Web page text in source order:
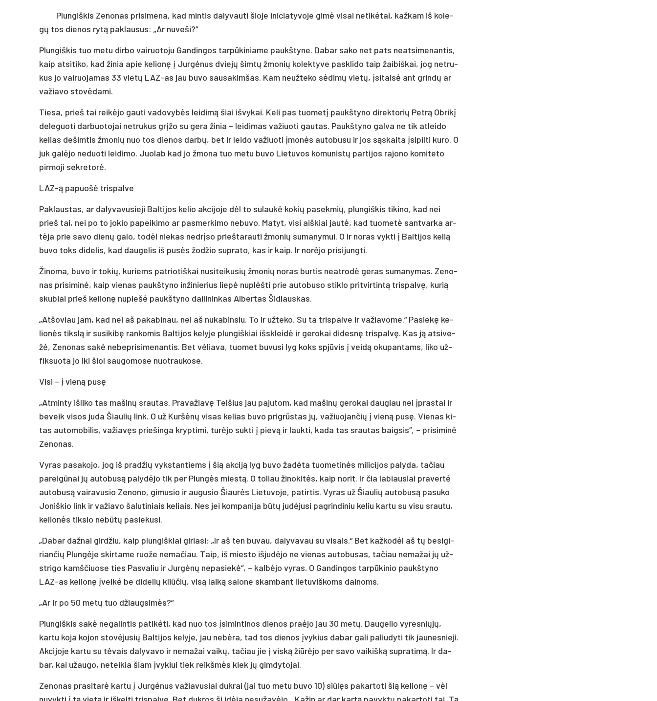
Plun­giš­kis Ze­no­nas pri­si­me­na, kad min­tis da­ly­vau­ti šio­je ini­cia­ty­vo­je gi­mė vi­sai ne­ti­kė­tai, kaž­kam iš ko­le­
gų tos die­nos ry­tą pa­klau­sus: „Ar nu­ve­ši?“
Plun­giš­kis tuo me­tu dir­bo vai­ruo­to­ju Gan­din­gos tar­pū­ki­nia­me paukš­ty­ne. Da­bar sa­ko net pa­ts neat­si­me­nan­tis,
kaip at­si­ti­ko, kad ži­nia apie ke­lio­nę į Jur­gė­nus dvie­jų šim­tų žmo­nių ko­lek­ty­ve pa­skli­do taip žai­biš­kai, jog ne­tru­
kus jo vai­ruo­ja­mas 33 vie­tų LAZ-as jau bu­vo sau­sa­kim­šas. Kam neuž­te­ko sė­di­mų vie­tų, įsi­tai­sė ant grin­dų ar
va­žia­vo sto­vė­da­mi.
Tie­sa, prieš tai rei­kė­jo gau­ti va­do­vy­bės lei­di­mą šiai iš­vy­kai. Ke­li pas tuo­me­tį paukš­ty­no di­rek­to­rių Pet­rą Ob­ri­kį
de­le­guo­ti dar­buo­to­jai ne­tru­kus grį­žo su ge­ra ži­nia – lei­di­mas va­žiuo­ti gau­tas. Paukš­ty­no gal­va ne tik at­lei­do
ke­lias de­šim­tis žmo­nių nuo tos die­nos dar­bų, bet ir lei­do va­žiuo­ti įmo­nės au­to­bu­su ir jos są­skai­ta įsi­pil­ti ku­ro. O
juk ga­lė­jo ne­duo­ti lei­di­mo. Juo­lab kad jo žmo­na tuo me­tu bu­vo Lie­tu­vos ko­mu­nis­tų par­ti­jos ra­jo­no ko­mi­te­to
pir­mo­ji sek­re­to­rė.
LAZ-ą pa­puo­šė tris­pal­ve
Pak­laus­tas, ar da­ly­va­vu­sie­ji Bal­ti­jos ke­lio ak­ci­jo­je dėl to su­lau­kė ko­kių pa­sek­mių, plun­giš­kis ti­ki­no, kad nei
prieš tai, nei po to jo­kio pa­pei­ki­mo ar pa­smer­ki­mo ne­bu­vo. Ma­tyt, vi­si aiš­kiai jau­tė, kad tuo­me­tė san­tvar­ka ar­
tė­ja prie sa­vo die­nų ga­lo, to­dėl nie­kas ne­drį­so prieš­ta­rau­ti žmo­nių su­ma­ny­mui. O ir no­ras vyk­ti į Bal­ti­jos ke­lią
bu­vo toks di­de­lis, kad dau­ge­lis iš pu­sės žo­džio su­pra­to, kas ir kaip. Ir no­rė­jo pri­si­jung­ti.
Ži­no­ma, bu­vo ir to­kių, ku­riems pa­trio­tiš­kai nu­si­tei­ku­sių žmo­nių no­ras bur­tis neat­ro­dė ge­ras su­ma­ny­mas. Ze­no­
nas pri­si­mi­nė, kaip vie­nas paukš­ty­no in­ži­nie­rius lie­pė nu­plėš­ti prie au­to­bu­so stik­lo pri­tvir­tin­tą tris­pal­vę, ku­rią
sku­biai prieš ke­lio­nę nu­pie­šė paukš­ty­no dai­li­nin­kas Al­ber­tas Šid­laus­kas.
„At­šo­viau jam, kad nei aš pa­ka­bi­nau, nei aš nu­ka­bin­siu. To ir už­te­ko. Su ta tris­pal­ve ir va­žia­vo­me.“ Pa­sie­kę ke­
lio­nės tiks­lą ir su­si­ki­bę ran­ko­mis Bal­ti­jos ke­ly­je plun­giš­kiai iš­sklei­dė ir ge­ro­kai di­des­nę tris­pal­vę. Kas ją at­si­ve­
žė, Ze­no­nas sa­kė ne­bep­ri­si­me­nan­tis. Bet vė­lia­va, tuo­met bu­vu­si lyg koks spjū­vis į vei­dą oku­pan­tams, li­ko už­
fik­suo­ta jo iki šiol sau­go­mo­se nuo­trau­ko­se.
Vi­si – į vie­ną pu­sę
„At­min­ty iš­li­ko tas ma­ši­nų srau­tas. Pra­va­žia­vę Tel­šius jau pa­ju­tom, kad ma­ši­nų ge­ro­kai dau­giau nei įpras­tai ir
be­veik vi­sos ju­da Šiau­lių link. O už Kur­šė­nų vi­sas ke­lias bu­vo pri­grūs­tas jų, va­žiuo­jan­čių į vie­ną pu­sę. Vie­nas ki­
tas au­to­mo­bi­lis, va­žia­vęs prie­šin­ga kryp­ti­mi, tu­rė­jo su­kti į pie­vą ir lauk­ti, ka­da tas srau­tas baig­sis“, – pri­si­mi­nė
Ze­no­nas.
Vy­ras pa­sa­ko­jo, jog iš pra­džių vyks­tan­tiems į šią ak­ci­ją lyg bu­vo ža­dė­ta tuo­me­ti­nės mi­li­ci­jos pa­ly­da, ta­čiau
pa­rei­gū­nai jų au­to­bu­są pa­ly­dė­jo tik per Plun­gės mies­tą. O to­liau ži­no­ki­tės, kaip no­rit. Ir čia la­biau­siai pra­ver­tė
au­to­bu­są vai­ra­vu­sio Ze­no­no, gi­mu­sio ir au­gu­sio Šiau­rės Lie­tu­vo­je, pa­tir­tis. Vy­ras už Šiau­lių au­to­bu­są pa­su­ko
Jo­niš­kio link ir va­žia­vo ša­lu­ti­niais ke­liais. Nes jei kom­pa­ni­ja bū­tų ju­dė­ju­si pa­grin­di­niu ke­liu kar­tu su vi­su srau­tu,
ke­lio­nės tiks­lo ne­bū­tų pa­sie­ku­si.
„Da­bar daž­nai gir­džiu, kaip plun­giš­kiai gi­ria­si: „Ir aš ten bu­vau, da­ly­va­vau su vi­sais.“ Bet kaž­ko­dėl aš tų be­si­gi­
rian­čių Plun­gė­je skir­ta­me ruo­že ne­ma­čiau. Taip, iš mies­to iš­ju­dė­jo ne vie­nas au­to­bu­sas, ta­čiau ne­ma­žai jų už­
stri­go kamš­čiuo­se ties Pas­va­liu ir Jur­gė­nų ne­pa­sie­kė“, – kal­bė­jo vy­ras. O Gan­din­gos tar­pū­ki­nio paukš­ty­no
LAZ-as ke­lio­nę įvei­kė be di­de­lių kliū­čių, vi­są lai­ką sa­lo­ne skam­bant lie­tu­viš­koms dai­noms.
„Ar ir po 50 me­tų tuo džiaug­si­mės?“
Plun­giš­kis sa­kė ne­ga­lin­tis pa­ti­kė­ti, kad nuo tos įsi­min­ti­nos die­nos praė­jo jau 30 me­tų. Dau­ge­lio vy­res­nių­jų,
kar­tu ko­ja ko­jon sto­vė­ju­sių Bal­ti­jos ke­ly­je, jau ne­bė­ra, tad tos die­nos įvy­kius da­bar ga­li pa­liu­dy­ti tik jau­nes­nie­ji.
Ak­ci­jo­je kar­tu su tė­vais da­ly­va­vo ir ne­ma­žai vai­kų, ta­čiau jie į vis­ką žiū­rė­jo per sa­vo vai­kiš­ką su­pra­ti­mą. Ir da­
bar, kai užau­go, ne­tei­kia šiam įvy­kiui tiek reikš­mės kiek jų gim­dy­to­jai.
Ze­no­nas pra­si­ta­rė kar­tu į Jur­gė­nus va­žia­vu­siai duk­rai (jai tuo me­tu bu­vo 10) siū­lęs pa­kar­to­ti šią ke­lio­nę – vėl